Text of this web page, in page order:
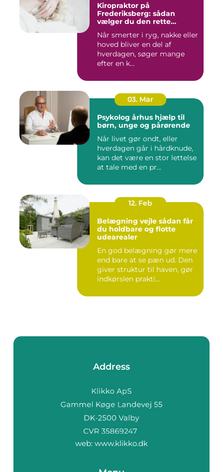
Kiropraktor på
Frederiksberg: sådan
vælger du den rette
Når smerter i ryg, nakke eller
hoved bliver en del af
hverdagen, søger mange
efter en k...
03. Mar
Psykolog århus hjælp til
børn, unge og pårørende
Når livet gør ondt, eller
hverdagen går i hårdknude,
kan det være en stor lettelse
at tale med en pr...
12. Feb
Belægning vejle sådan får
du holdbare og flotte
udearealer
En god belægning gør mere
end bare at se pæn ud. Den
giver struktur til haven, gør
indkørslen prakti...
Address
web: www.klikko.dk